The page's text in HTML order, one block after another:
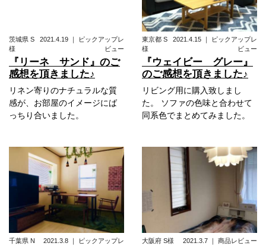
茨城県 S
様
2021.4.19 ｜
ピックアップレ
ビュー
『リーネ サンド』のご
感想を頂きました♪
リネン寄りのナチュラルな質
感が、お部屋のイメージにば
っちり合いました。
東京都 S
様
2021.4.15 ｜
ピックアップレ
ビュー
『ウェイビー グレー』
のご感想を頂きました♪
リビング用に購入致しまし
た。 ソファの色味と合わせて
同系色でまとめてみました。
千葉県 N
2021.3.8 ｜
ピックアップレ
大阪府 S様 2021.3.7 ｜ 商品レビュー